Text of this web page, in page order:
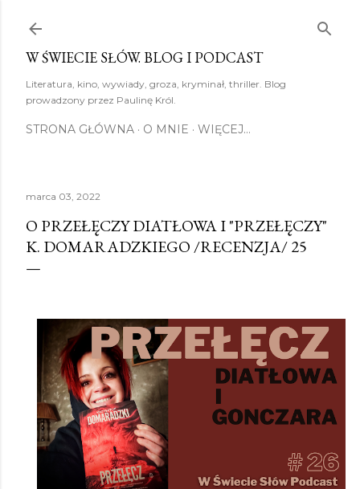
W ŚWIECIE SŁÓW. BLOG I PODCAST
Literatura, kino, wywiady, groza, kryminał, thriller. Blog
prowadzony przez Paulinę Król.
STRONA GŁÓWNA O MNIE WIĘCEJ…
marca 03, 2022
O PRZEŁĘCZY DIATŁOWA I "PRZEŁĘCZY"
K. DOMARADZKIEGO /RECENZJA/ 25